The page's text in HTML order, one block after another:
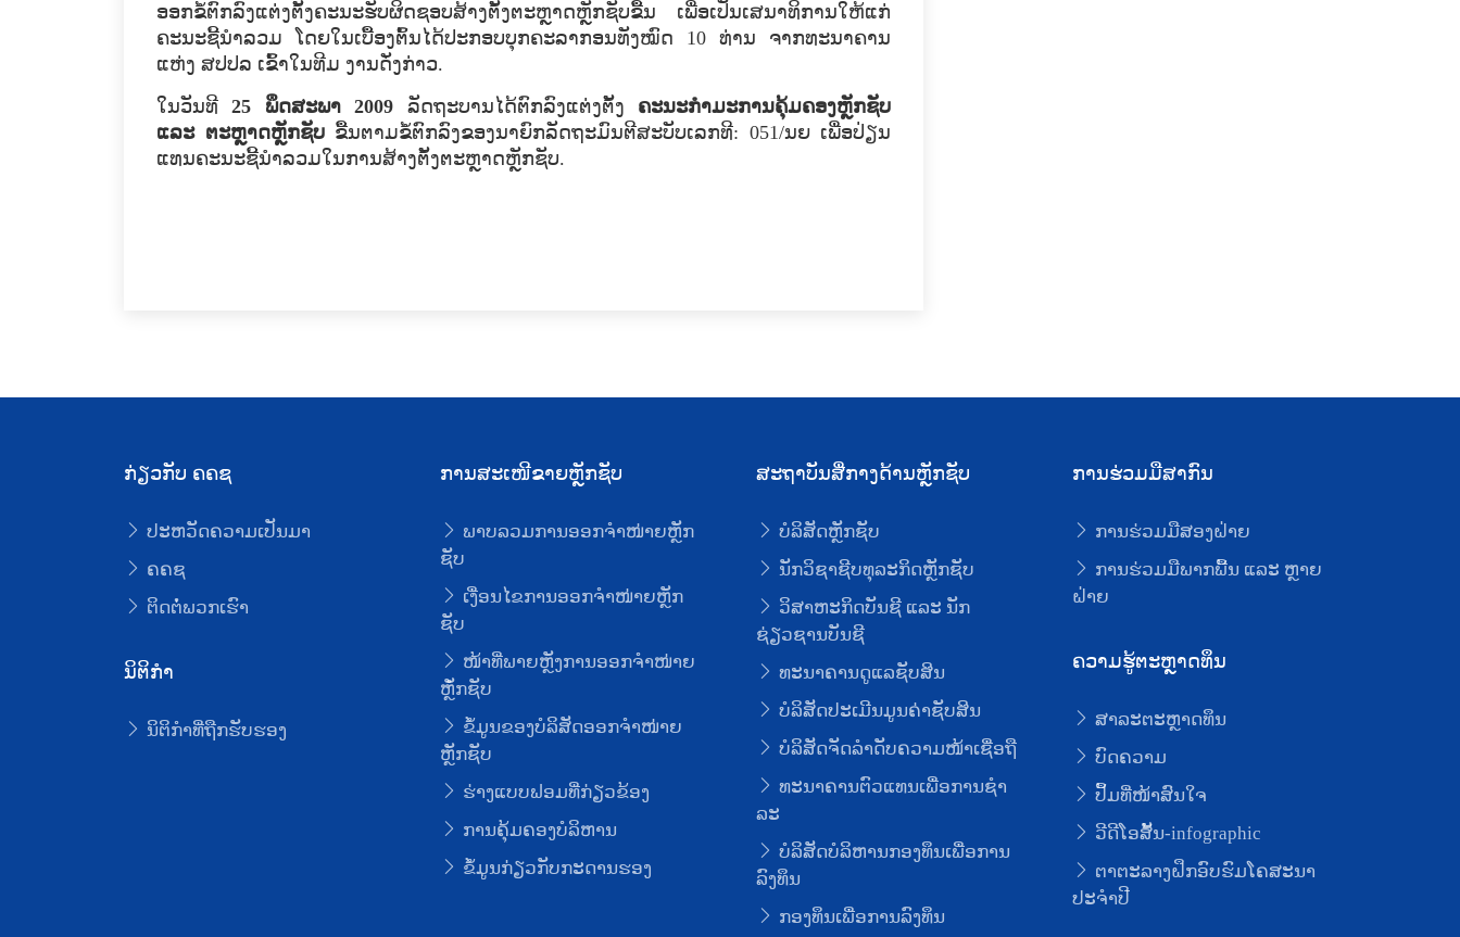
ອອກ​ຂໍ້​ຕົກລົງແຕ່ງ​ຕັ້ງ​ຄະນະ​ຮັບຜິດຊອບ​ສ້າງ​ຕັ້ງ​ຕະຫຼາດ​ຫຼັກ​ຊັບ​ຂື້ນ ​ເພື່ອ​ເປັນ​ເສນາ​ທິການ​ໃຫ້​ແກ່​
ຄະນະ​ຊີ້​ນໍາ​ລວມ ​ໂດຍ​ໃນ​ເບື້ອງ​ຕົ້ນ​ໄດ້​ປະກອບ​ບຸກຄະລາ​ກອນທັງ​ໝົດ 10 ທ່ານ​ ຈາກ​ທະນາຄານ​
ແຫ່ງ ສປປລ ເຂົ້າ​ໃນທີ​ມ ງານ​ດັ່ງກ່າວ.
ໃນ​ວັນ​ທີ25 ພຶດສະພາ 2009 ລັດຖະບານ​ໄດ້​ຕົກລົງ​ແຕ່ງ​ຕັ້ງ ຄະນະ​ກຳມະການ​ຄຸ້ມ​ຄອງ​ຫຼັກ​ຊັບ
ແລະ ຕະຫຼາດຫຼັກຊັບ ຂື້ນ​ຕາມ​ຂໍ້​ຕົກລົງ​ຂອງ​ນາຍົກລັດຖະມົນຕີສະບັບ​ເລກທີ: 051/ນຍ ​ເພື່ອ​ປ່ຽນ​
ແທນ​ຄະນະ​ຊີ້​ນໍາລວມ​ໃນ​ການ​ສ້າງ​ຕັ້ງ​ຕະຫຼາດ​ຫຼັກ​ຊັບ.
ກ່ຽວກັບ ຄຄຊ
ປະຫວັດຄວາມເປັນມາ
ຄຄຊ
ຕິດຕໍ່ພວກເຮົາ
ນິຕິກໍາ
ນິຕິກໍາທີ່ຖືກຮັບຮອງ
ການສະເໜີຂາຍຫຼັກຊັບ
ພາບລວມການອອກຈໍາໜ່າຍຫຼັກ
ຊັບ
ເງື່ອນໄຂການອອກຈໍາໜ່າຍຫຼັກ
ຊັບ
ໜ້າທີ່ພາຍຫຼັງການອອກຈໍາໜ່າຍ
ຫຼັໍກຊັບ
ຂໍ້ມູນຂອງບໍລິສັດອອກຈໍາໜ່າຍ
ຫຼັກຊັບ
ຮ່າງແບບຟອມທີ່ກ່ຽວຂ້ອງ
ການຄຸ້ມຄອງບໍລິຫານ
ຂໍ້ມູນກ່ຽວກັບກະດານຮອງ
ສະຖາບັນສື່ກາງດ້ານຫຼັກຊັບ
ບໍລິສັດຫຼັກຊັບ
ນັກວິຊາຊີບທຸລະກິດຫຼັກຊັບ
ວິສາຫະກິດບັນຊີ ແລະ ນັກ
ຊ່ຽວຊານບັນຊີ
ທະນາຄານດູແລຊັບສິນ
ບໍລິສັດປະເມີນມູນຄ່າຊັບສິນ
ບໍລິສັດຈັດລໍາດັບຄວາມໜ້າເຊື່ອຖື
ທະນາຄານຕົວແທນເພື່ອການຊໍາ
ລະ
ບໍລິສັດບໍລິຫານກອງທຶນເພື່ອການ
ລົງທຶນ
ກອງທຶນເພື່ອການລົງທຶນ
ການຮ່ວມມືສາກົນ
ການຮ່ວມມືສອງຝ່າຍ
ການຮ່ວມມືພາກພື້ນ ແລະ ຫຼາຍ
ຝ່າຍ
ຄວາມຮູ້ຕະຫຼາດທຶນ
ສາລະຕະຫຼາດທຶນ
ບົດຄວາມ
ປຶ້ມທີ່ໜ້າສົນໃຈ
ວີດີໂອສັ້ນ-infographic
ຕາຕະລາງຝຶກອົບຮົມໂຄສະນາ
ປະຈຳປີ